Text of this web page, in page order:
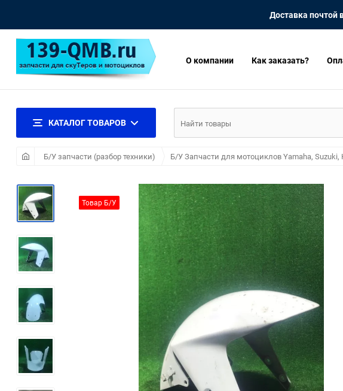
Доставка почтой
О компании Как заказать?
КАТАЛОГ ТОВАРОВ
Б/У запчасти (разбор техники) Б/У Запчасти для мотоциклов Yamaha, Suzuki,
Товар Б/У